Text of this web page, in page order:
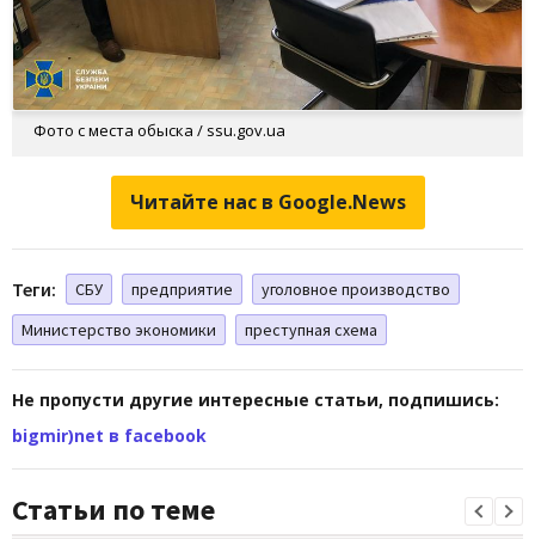
Фото с места обыска / ssu.gov.ua
Читайте нас в Google.News
Теги: СБУ предприятие
уголовное производство
Министерство экономики
преступная схема
Не пропусти другие интересные статьи, подпишись:
bigmir)net в facebook
Статьи по теме